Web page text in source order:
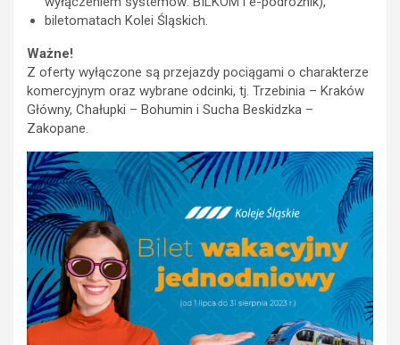
biletomatach Kolei Śląskich.
Ważne!
Z oferty wyłączone są przejazdy pociągami o charakterze
komercyjnym oraz wybrane odcinki, tj. Trzebinia – Kraków
Główny, Chałupki – Bohumin i Sucha Beskidzka –
Zakopane.